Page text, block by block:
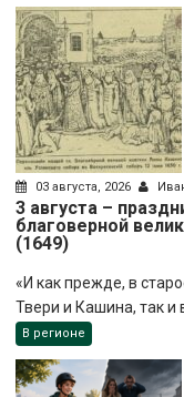
03 августа, 2026
3 августа –
благоверной
(1649)
«И как прежде, в
Твери и Кашина, так и
В регионе